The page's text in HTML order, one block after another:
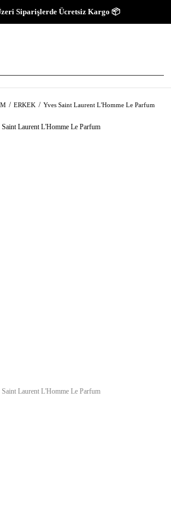
Siparişlerde Ücretsiz Kargo 📦
ERKEK Yves Saint Laurent L'Homme Le Parfum